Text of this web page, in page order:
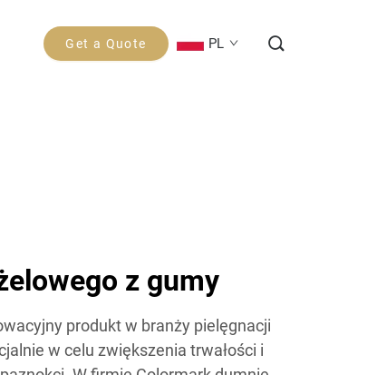
Get a Quote PL
z gumy
produkt w branży pielęgnacji
w celu zwiększenia trwałości i